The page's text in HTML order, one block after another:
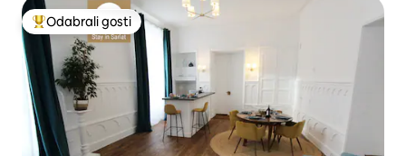
Među najviše rangiranima s oznakom „Odabrali gosti”
Odabrali gosti